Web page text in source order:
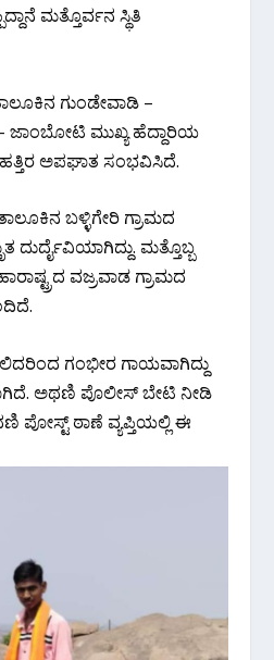
ಮತ್ತೊರ್ವನ ಸ್ಥಿತಿ
ಗುಂಡೇವಾಡಿ –
ಜಾಂಬೋಟಿ ಮುಖ್ಯ ಹೆದ್ದಾರಿಯ
ಅಪಘಾತ ಸಂಭವಿಸಿದೆ.
ಬಳ್ಳಿಗೇರಿ ಗ್ರಾಮದ
ಮತ್ತೊಬ್ಬ
ವಜ್ರವಾಡ ಗ್ರಾಮದ
ಗಂಭೀರ ಗಾಯವಾಗಿದ್ದು
ಅಥಣಿ ಪೊಲೀಸ್ ಬೇಟಿ ನೀಡಿ
ಪೋಸ್ಟ್ ಠಾಣೆ ವ್ಯಪ್ತಿಯಲ್ಲಿ ಈ